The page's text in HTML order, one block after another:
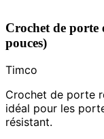
Crochet de porte
pouces)
Timco
Crochet de porte
idéal pour les
résistant.